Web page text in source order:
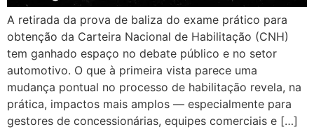
A retirada da prova de baliza do exame prático para
obtenção da Carteira Nacional de Habilitação (CNH)
tem ganhado espaço no debate público e no setor
automotivo. O que à primeira vista parece uma
mudança pontual no processo de habilitação revela, na
prática, impactos mais amplos — especialmente para
gestores de concessionárias, equipes comerciais e […]